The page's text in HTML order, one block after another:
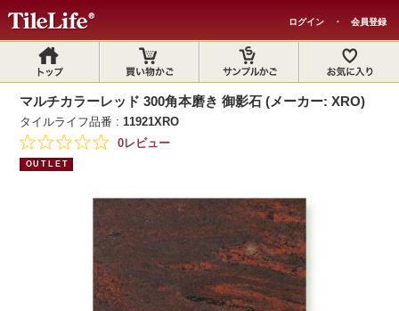
ログイン ・ 会員登録
マルチカラーレッド 300角本磨き 御影石 (メーカー: XRO)
タイルライフ品番 :11921XRO
0レビュー
OUTLET